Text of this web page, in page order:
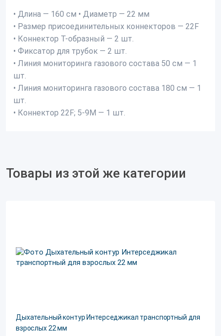
• Длина — 160 см • Диаметр — 22 мм
• Размер присоединительных коннекторов — 22F
• Коннектор Т-образный — 2 шт.
• Фиксатор для трубок — 2 шт.
• Линия мониторинга газового состава 50 см — 1
шт.
• Линия мониторинга газового состава 180 см — 1
шт.
• Коннектор 22F; 5-9М — 1 шт.
Товары из этой же категории
Дыхательный контур Интерседжикал транспортный для
взрослых 22 мм